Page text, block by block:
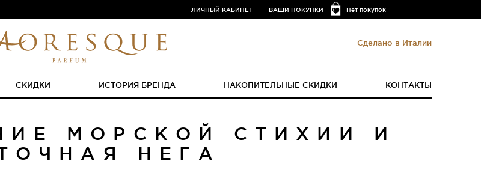
Нет покупок
ЛИЧНЫЙ КАБИНЕТ ВАШИ ПОКУПКИ
Сделано в Италии
СКИДКИ ИСТОРИЯ БРЕНДА НАКОПИТЕЛЬНЫЕ СКИДКИ КОНТАКТЫ
МОРСКОЙ СТИХИИ И
НЕГА